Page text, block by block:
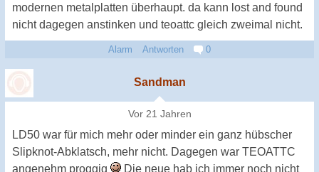
modernen metalplatten überhaupt. da kann lost and found
nicht dagegen anstinken und teoattc gleich zweimal nicht.
Alarm Antworten 0
Sandman
Vor 21 Jahren
LD50 war für mich mehr oder minder ein ganz hübscher
Slipknot-Abklatsch, mehr nicht. Dagegen war TEOATTC
angenehm proggig
Die neue hab ich immer noch nicht